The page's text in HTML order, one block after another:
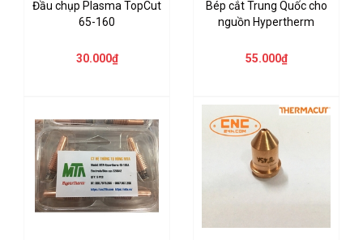
Đầu chụp Plasma TopCut
65-160
30.000₫
Bép cắt Trung Quốc cho
nguồn Hypertherm
55.000₫